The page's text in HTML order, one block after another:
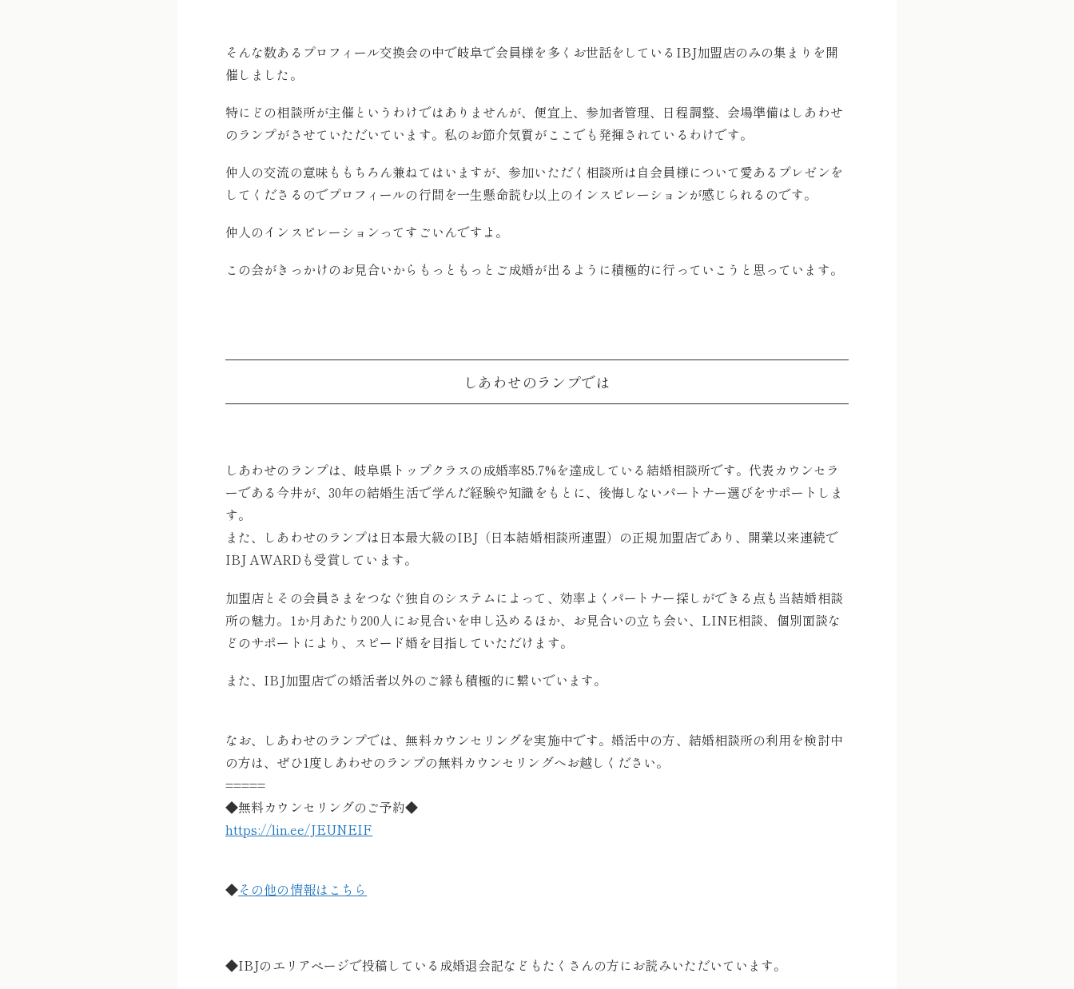
そんな数あるプロフィール交換会の中で岐阜で会員様を多くお世話をしているIBJ加盟店のみの集まりを開
催しました。
特にどの相談所が主催というわけではありませんが、便宜上、参加者管理、日程調整、会場準備はしあわせ
のランプがさせていただいています。私のお節介気質がここでも発揮されているわけです。
仲人の交流の意味ももちろん兼ねてはいますが、参加いただく相談所は自会員様について愛あるプレゼンを
してくださるのでプロフィールの行間を一生懸命読む以上のインスピレーションが感じられるのです。
仲人のインスピレーションってすごいんですよ。
この会がきっかけのお見合いからもっともっとご成婚が出るように積極的に行っていこうと思っています。
しあわせのランプでは
しあわせのランプは、岐阜県トップクラスの成婚率85.7%を達成している結婚相談所です。代表カウンセラ
ーである今井が、30年の結婚生活で学んだ経験や知識をもとに、後悔しないパートナー選びをサポートしま
す。
また、しあわせのランプは日本最大級のIBJ（日本結婚相談所連盟）の正規加盟店であり、開業以来連続で
IBJ AWARDも受賞しています。
加盟店とその会員さまをつなぐ独自のシステムによって、効率よくパートナー探しができる点も当結婚相談
所の魅力。1か月あたり200人にお見合いを申し込めるほか、お見合いの立ち会い、LINE相談、個別面談な
どのサポートにより、スピード婚を目指していただけます。
また、IBJ加盟店での婚活者以外のご縁も積極的に繋いでいます。
なお、しあわせのランプでは、無料カウンセリングを実施中です。婚活中の方、結婚相談所の利用を検討中
の方は、ぜひ1度しあわせのランプの無料カウンセリングへお越しください。
=====
◆無料カウンセリングのご予約◆
https://lin.ee/JEUNEIF
◆その他の情報はこちら
◆IBJのエリアページで投稿している成婚退会記などもたくさんの方にお読みいただいています。